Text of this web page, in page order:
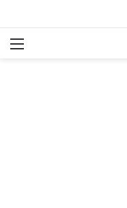
في باريس 2025